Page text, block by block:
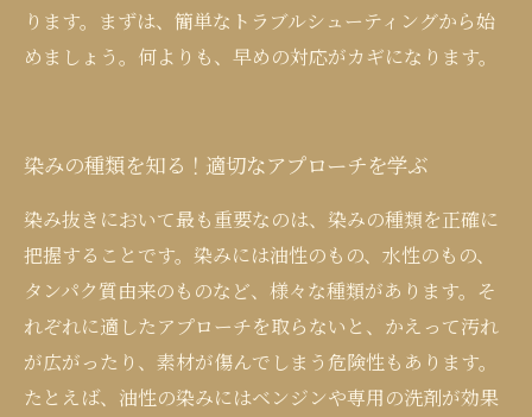
ります。まずは、簡単なトラブルシューティングから始
めましょう。何よりも、早めの対応がカギになります。
染みの種類を知る！適切なアプローチを学ぶ
染み抜きにおいて最も重要なのは、染みの種類を正確に
把握することです。染みには油性のもの、水性のもの、
タンパク質由来のものなど、様々な種類があります。そ
れぞれに適したアプローチを取らないと、かえって汚れ
が広がったり、素材が傷んでしまう危険性もあります。
たとえば、油性の染みにはベンジンや専用の洗剤が効果